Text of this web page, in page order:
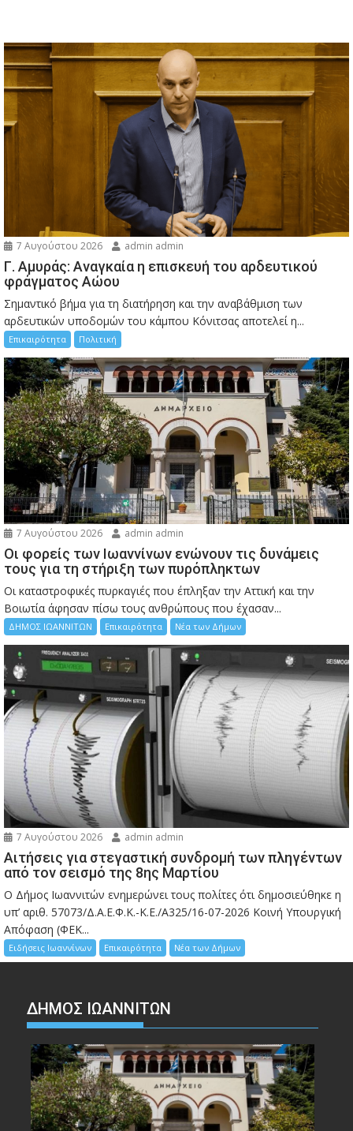
7 Αυγούστου 2026 admin admin
Γ. Αμυράς: Αναγκαία η επισκευή του αρδευτικού
φράγματος Αώου
Σημαντικό βήμα για τη διατήρηση και την αναβάθμιση των
αρδευτικών υποδομών του κάμπου Κόνιτσας αποτελεί η...
Επικαιρότητα Πολιτική
7 Αυγούστου 2026 admin admin
Οι φορείς των Ιωαννίνων ενώνουν τις δυνάμεις
τους για τη στήριξη των πυρόπληκτων
Οι καταστροφικές πυρκαγιές που έπληξαν την Αττική και την
Bοιωτία άφησαν πίσω τους ανθρώπους που έχασαν...
ΔΗΜΟΣ ΙΩΑΝΝΙΤΩΝ Επικαιρότητα Νέα των Δήμων
7 Αυγούστου 2026 admin admin
Αιτήσεις για στεγαστική συνδρομή των πληγέντων
από τον σεισμό της 8ης Μαρτίου
Ο Δήμος Ιωαννιτών ενημερώνει τους πολίτες ότι δημοσιεύθηκε η
υπ’ αριθ. 57073/Δ.Α.Ε.Φ.Κ.-Κ.Ε./Α325/16-07-2026 Κοινή Υπουργική
Απόφαση (ΦΕΚ...
Ειδήσεις Ιωαννίνων Επικαιρότητα Νέα των Δήμων
ΔΗΜΟΣ ΙΩΑΝΝΙΤΩΝ